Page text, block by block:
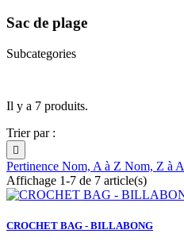
Sac de plage
Subcategories
Il y a 7 produits.
Trier par :

Pertinence Nom, A à Z Nom, Z à A
Affichage 1-7 de 7 article(s)
CROCHET BAG - BILLABONG